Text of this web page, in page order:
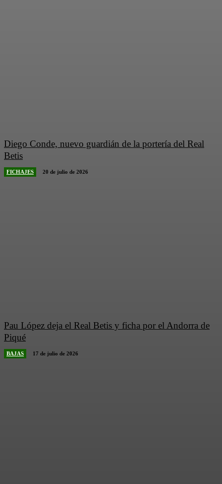
Diego Conde, nuevo guardián de la portería del Real
Betis
FICHAJES 20 de julio de 2026
Pau López deja el Real Betis y ficha por el Andorra de
Piqué
BAJAS 17 de julio de 2026